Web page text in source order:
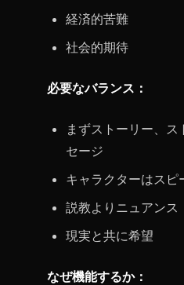
経済的苦難
社会的期待
必要なバランス：
まずストーリー、
セージ
キャラクターはスピ
説教よりニュアンス
現実と共に希望
なぜ機能するか：